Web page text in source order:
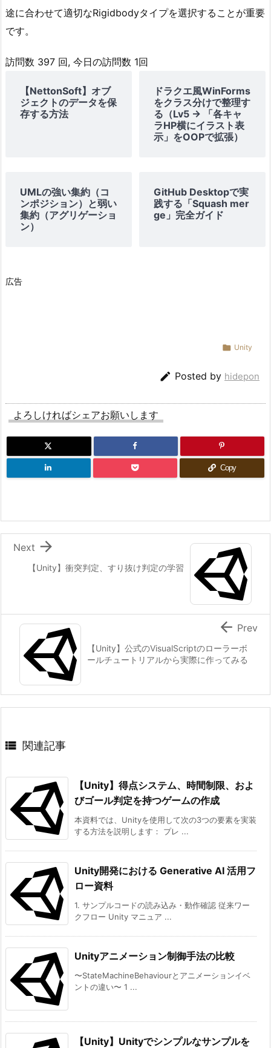
途
3.
め
途に合わせて適切なRigidbodyタイプを選択することが重要
です。
訪問数 397 回, 今日の訪問数 1回
【NettonSoft】オブ
ジェクトのデータを保
存する方法
ドラクエ風WinForms
をクラス分けで整理す
る（Lv5 → 「各キャ
ラHP横にイラスト表
示」をOOPで拡張）
UMLの強い集約（コ
ンポジション）と弱い
集約（アグリゲーショ
ン）
GitHub Desktopで実
践する「Squash mer
ge」完全ガイド
広告
 Unity
 Posted by hidepon
よろしければシェアお願いします
Copy
【Unity】衝突判定、すり抜け判定の学習

Next
【Unity】公式のVisualScriptのローラーボ
ールチュートリアルから実際に作ってみる
 Prev
 関連記事
【Unity】得点システム、時間制限、およ
びゴール判定を持つゲームの作成
本資料では、Unityを使用して次の3つの要素を実装
する方法を説明します： プレ ...
Unity開発における Generative AI 活用フ
ロー資料
1. サンプルコードの読み込み・動作確認 従来ワー
クフロー Unity マニュア ...
Unityアニメーション制御手法の比較
〜StateMachineBehaviourとアニメーションイベ
ントの違い〜 1 ...
【Unity】Unityでシンプルなサンプルを